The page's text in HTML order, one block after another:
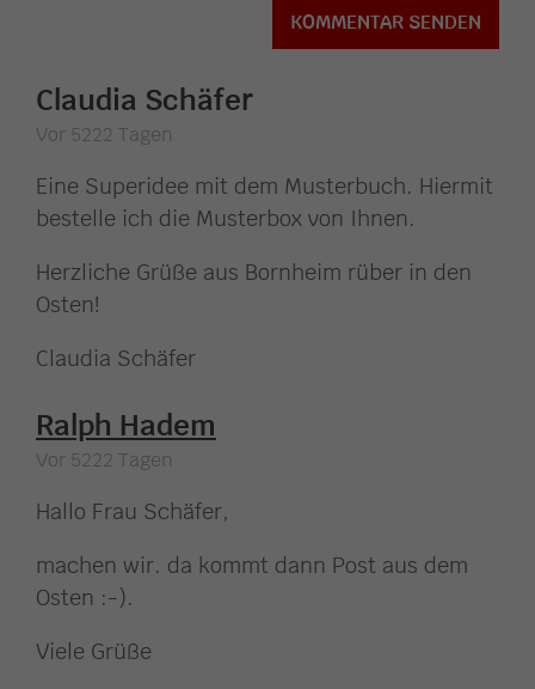
Claudia Schäfer
Vor 5222 Tagen
Eine Superidee mit dem Musterbuch. Hiermit
bestelle ich die Musterbox von Ihnen.
Herzliche Grüße aus Bornheim rüber in den
Osten!
Claudia Schäfer
Ralph Hadem
Vor 5222 Tagen
Hallo Frau Schäfer,
machen wir. da kommt dann Post aus dem
Osten :-).
Viele Grüße